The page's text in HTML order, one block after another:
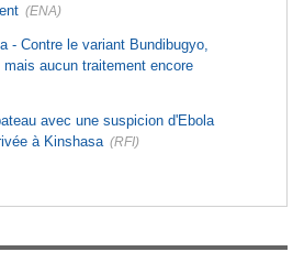
(ENA)
- Contre le variant Bundibugyo,
aucun traitement encore
avec une suspicion d'Ebola
à Kinshasa (RFI)